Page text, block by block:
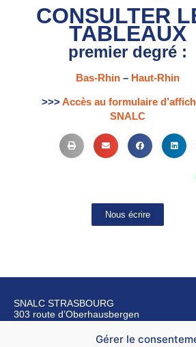
Gérer le
CONSULTER
TABLEAUX
premier degré :
Bas-Rhin– Haut-Rhin
>>>Accès au formulaire
SNALC
Nous écrire
SNALC STRASBOURG
303 route d’Oberhausbergen